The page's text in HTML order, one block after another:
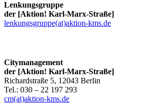
Lenkungsgruppe
der [Aktion! Karl-Marx-Straße]
lenkungsgruppe(at)aktion-kms.de
Citymanagement
der [Aktion! Karl-Marx-Straße]
Richardstraße 5, 12043 Berlin
Tel.: 030 – 22 197 293
cm(at)aktion-kms.de